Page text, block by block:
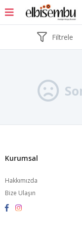
Filtrele
Kurumsal
Hakkımızda
Bize Ulaşın